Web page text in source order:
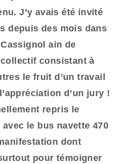
J’y avais été invité
depuis des mois dans
ain de
consistant à
le fruit d’un travail
d’un jury !
repris le
le bus navette 470
dont
pour témoigner